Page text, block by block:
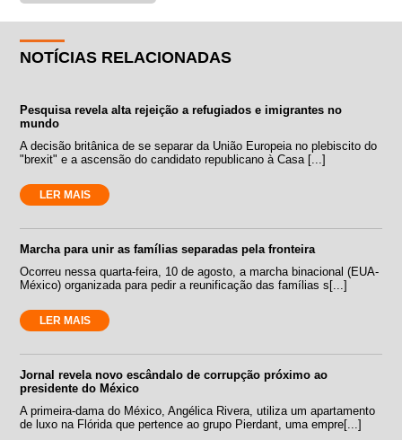
NOTÍCIAS RELACIONADAS
Pesquisa revela alta rejeição a refugiados e imigrantes no
mundo
A decisão britânica de se separar da União Europeia no plebiscito do
"brexit" e a ascensão do candidato republicano à Casa [...]
LER MAIS
Marcha para unir as famílias separadas pela fronteira
Ocorreu nessa quarta-feira, 10 de agosto, a marcha binacional (EUA-
México) organizada para pedir a reunificação das famílias s[...]
LER MAIS
Jornal revela novo escândalo de corrupção próximo ao
presidente do México
A primeira-dama do México, Angélica Rivera, utiliza um apartamento
de luxo na Flórida que pertence ao grupo Pierdant, uma empre[...]